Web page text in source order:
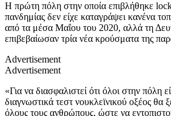
Η πρώτη πόλη στην οποία επιβλήθηκε
πανδημίας δεν είχε καταγράψει κανένα
από τα μέσα Μαΐου του 2020, αλλά τη
επιβεβαίωσαν τρία νέα κρούσματα της
Advertisement
Advertisement
«Για να διασφαλιστεί ότι όλοι στην πόλη
διαγνωστικά τεστ νουκλεϊνικού οξέος θα
όλους τους ανθρώπους, ώστε να